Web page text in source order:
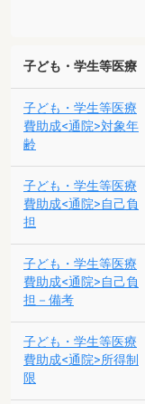
子ども・学生等医療
子ども・学生等医療
費助成<通院>対象年
齢
子ども・学生等医療
費助成<通院>自己負
担
子ども・学生等医療
費助成<通院>自己負
担－備考
子ども・学生等医療
費助成<通院>所得制
限